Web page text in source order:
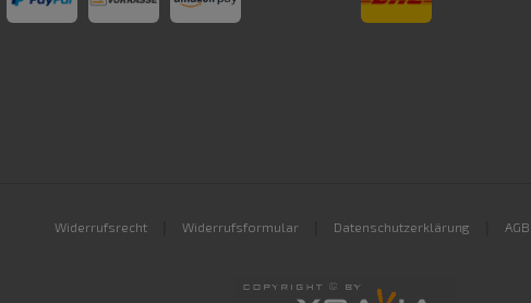
Widerrufsrecht Widerrufsformular Datenschutzerklärung AGB